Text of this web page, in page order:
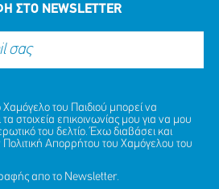
ΣΤΟ NEWSLETTER
του Παιδιού μπορεί να
στοιχεία επικοινωνίας μου για να μου
του δελτίο. Έχω διαβάσει και
Πολιτική Απορρήτου του Χαμόγελου του
απο το Newsletter.